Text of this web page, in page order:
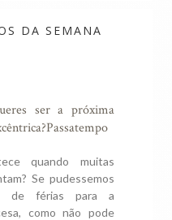
DA SEMANA
ser a próxima
quando muitas
Se pudessemos
de férias para a
como não pode